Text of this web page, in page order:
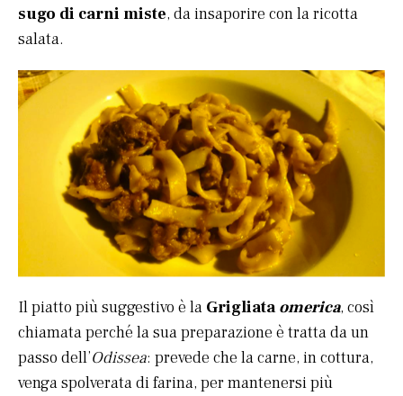
sugo di carni miste, da insaporire con la ricotta
salata.
Il piatto più suggestivo è la Grigliataomerica, così
chiamata perché la sua preparazione è tratta da un
passo dell’Odissea: prevede che la carne, in cottura,
venga spolverata di farina, per mantenersi più